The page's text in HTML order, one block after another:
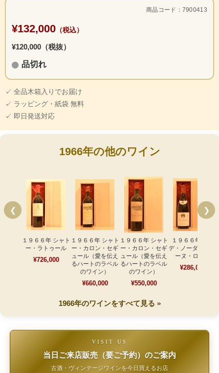
商品コード：7900413
¥132,000 （税込）
¥120,000（税抜）
品切れ
✓ 全品木箱入りでお届け
✓ ラッピング・紙袋 無料
✓ 即日発送対応
1966年の他のワイン
❮
１９６６年 シャト
ー・ラトゥール
¥726,000
１９６６年 シャト
ー・カロン・セギ
ュール（愛を伝え
るハートのラベル
のワイン）
¥660,000
１９６６年 シャト
ー・カロン・セギ
ュール（愛を伝え
るハートのラベル
のワイン）
¥550,000
１９６６年 ドゥ
デ・ノーダン ヴォ
ーヌ・ロマネ
¥286,000
❯
1966年のワインをすべて見る »
VISIT US
当日ご来店販売（要ご予約）のご案内
古酒・ヴィンテージワインを今日買えるお店